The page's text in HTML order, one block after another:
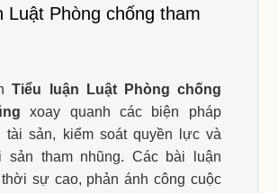
Luật Phòng chống tham
Tiểu luận Luật Phòng chống
xoay quanh các biện pháp
tài sản, kiểm soát quyền lực và
sản tham nhũng. Các bài luận
sự cao, phản ánh công cuộc